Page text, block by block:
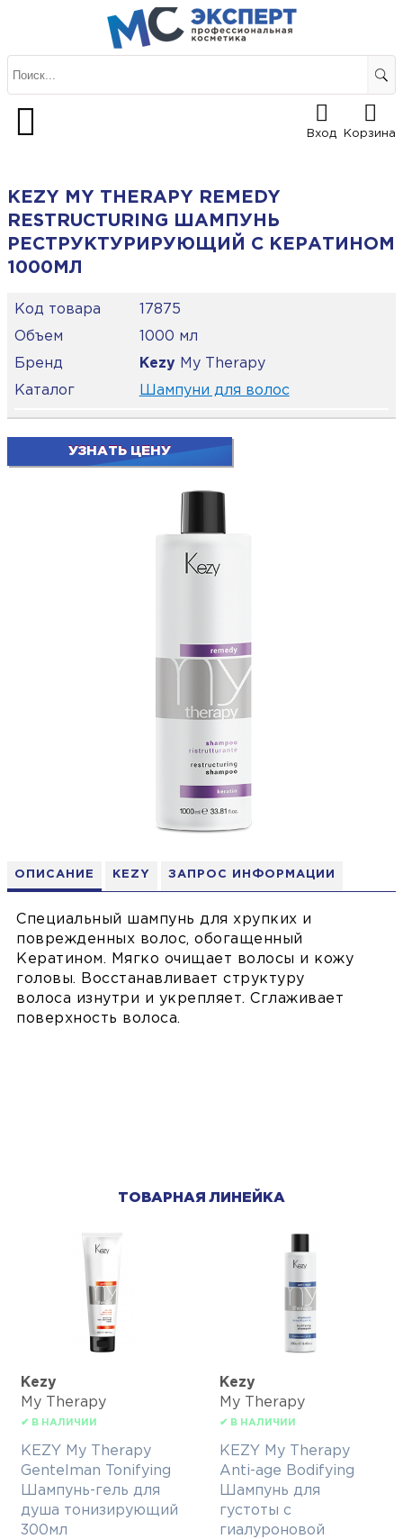
Вход Корзина
ОПИСАНИЕ KEZY ЗАПРОС ИНФОРМАЦИИ
Специальный шампунь для хрупких и
поврежденных волос, обогащенный
Кератином. Мягко очищает волосы и кожу
головы. Восстанавливает структуру
волоса изнутри и укрепляет. Сглаживает
поверхность волоса.
KEZY MY THERAPY REMEDY
RESTRUCTURING ШАМПУНЬ
РЕСТРУКТУРИРУЮЩИЙ С КЕРАТИНОМ
1000МЛ
Код товара
17875
Объем
1000 мл
Бренд
Kezy My Therapy
Каталог
Шампуни для волос
УЗНАТЬ ЦЕНУ
ТОВАРНАЯ ЛИНЕЙКА
Kezy
My Therapy
✔ В НАЛИЧИИ
KEZY My Therapy
Gentelman Tonifying
Шампунь-гель для
душа тонизирующий
300мл
Kezy
My Therapy
✔ В НАЛИЧИИ
KEZY My Therapy
Anti-age Bodifying
Шампунь для
густоты с
гиалуроновой